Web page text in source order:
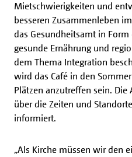
Mietschwierigkeiten und
besseren Zusammenleben
das Gesundheitsamt in
gesunde Ernährung und
dem Thema Integration
wird das Café in den
Plätzen anzutreffen sein.
über die Zeiten und
informiert.
„Als Kirche müssen wir den